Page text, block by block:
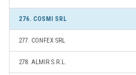
276. COSMI SRL
277. CONFEX SRL
278. ALMIR S.R.L.